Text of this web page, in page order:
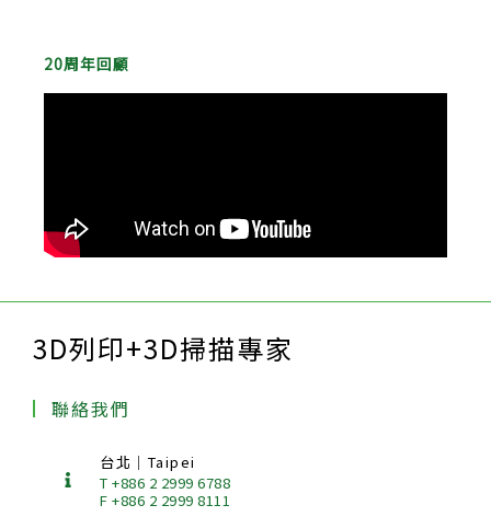
20周年回顧
3D列印+3D掃描專家
聯絡我們
台北｜Taipei
T +886 2 2999 6788
F +886 2 2999 8111